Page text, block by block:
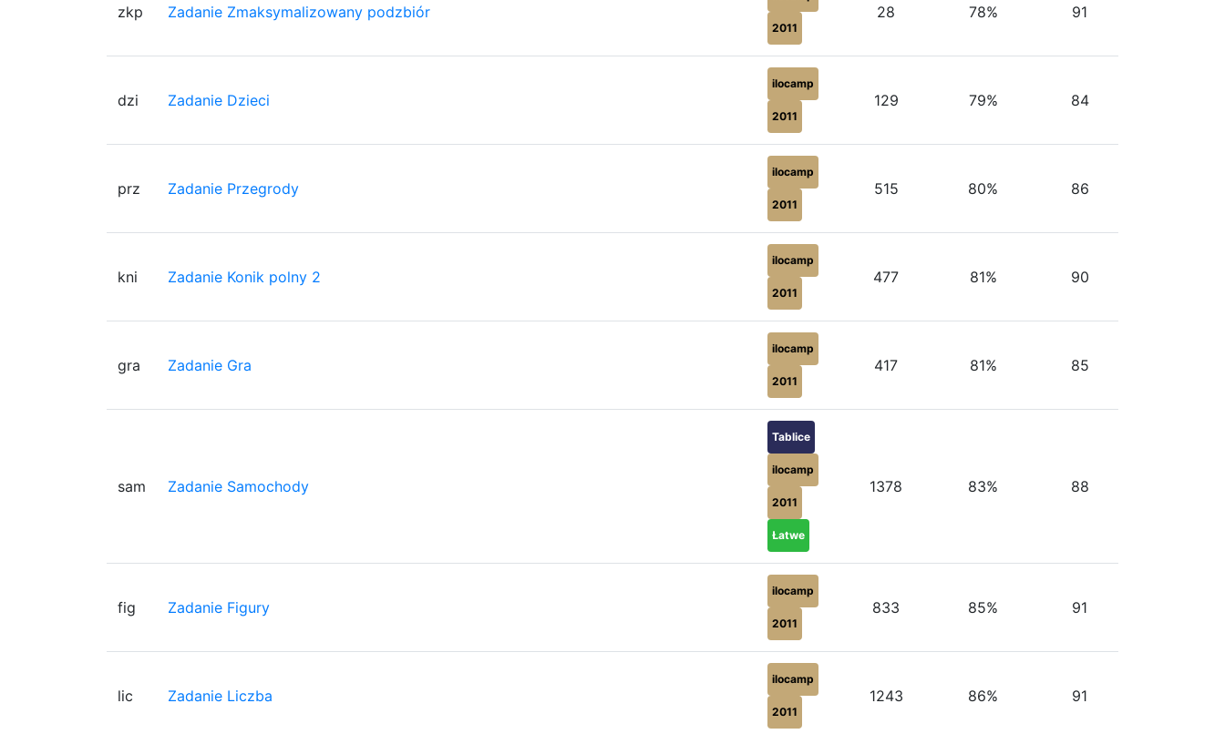
zkp Zadanie Zmaksymalizowany podzbiór
2011
28 78% 91
dzi Zadanie Dzieci
ilocamp
2011
129 79% 84
prz Zadanie Przegrody
ilocamp
2011
515 80% 86
kni Zadanie Konik polny 2
ilocamp
2011
477 81% 90
gra Zadanie Gra
ilocamp
2011
417 81% 85
sam Zadanie Samochody
Tablice
ilocamp
2011
Łatwe
1378 83% 88
fig Zadanie Figury
ilocamp
2011
833 85% 91
lic Zadanie Liczba
ilocamp
2011
1243 86% 91